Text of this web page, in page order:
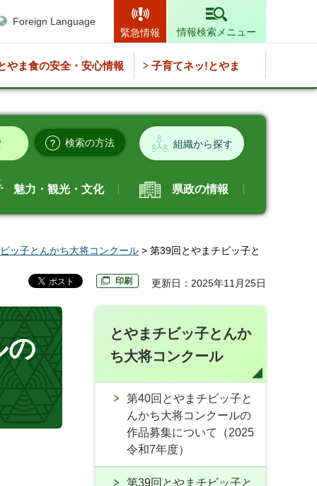
Foreign Language
緊急情報
情報検索メニュー
やま食の安全・安心情報 子育てネッ!とやま
検索の方法 組織から探す
魅力・観光・文化 県政の情報
ッ子とんかち大将コンクール > 第39回とやまチビッ子と
印刷 更新日：2025年11月25日
の
とやまチビッ子とんか
ち大将コンクール
第40回とやまチビッ子と
んかち大将コンクールの
作品募集について（2025
令和7年度）
第39回とやまチビッ子と